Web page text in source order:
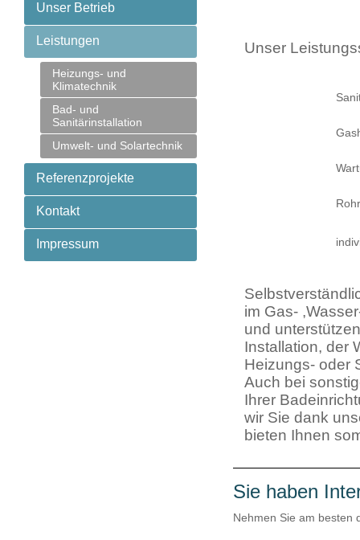
Unser Betrieb
Leistungen
Heizungs- und
Klimatechnik
Bad- und
Sanitärinstallation
Umwelt- und Solartechnik
Referenzprojekte
Kontakt
Impressum
Unser
im Gas-
und
Installation, der
Heizungs- oder
Auch bei
Ihrer
wir Sie dank
bieten Ihnen
Sie haben
Nehmen Sie am besten